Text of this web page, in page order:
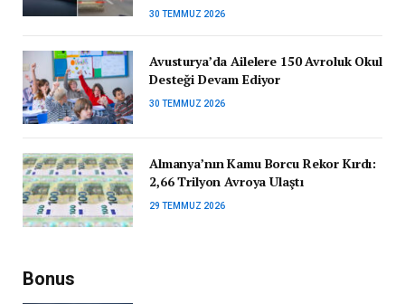
30 TEMMUZ 2026
Avusturya’da Ailelere 150 Avroluk Okul
Desteği Devam Ediyor
30 TEMMUZ 2026
Almanya’nın Kamu Borcu Rekor Kırdı:
2,66 Trilyon Avroya Ulaştı
29 TEMMUZ 2026
Bonus